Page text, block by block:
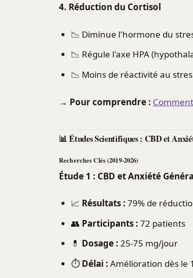
4. Réduction du Cortisol
📉 Diminue l'hormone du
📉 Régule l'axe HPA
📉 Moins de réactivité au
→ Pour comprendre :
📊 Études Scientifiques : CBD et
Recherches Clés (2019-2026)
Étude 1 : CBD et Anxiété
📈 Résultats : 79% de
👥 Participants : 72 patients
💊 Dosage : 25-75 mg/jour
⏱️ Délai : Amélioration dès le